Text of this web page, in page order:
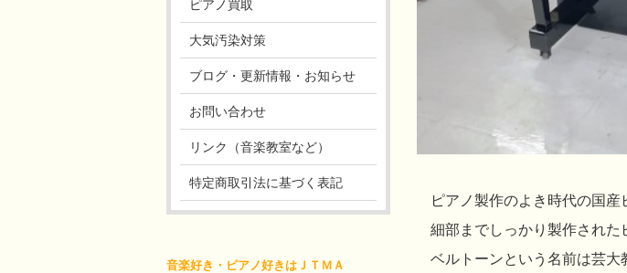
ピアノ製作のよき時代の国
細部までしっかり製作された
ベルトーンという名前は芸
ピアノ買取
大気汚染対策
ブログ・更新情報・お知らせ
お問い合わせ
リンク（音楽教室など）
特定商取引法に基づく表記
音楽好き・ピアノ好きはＪＴＭＡ